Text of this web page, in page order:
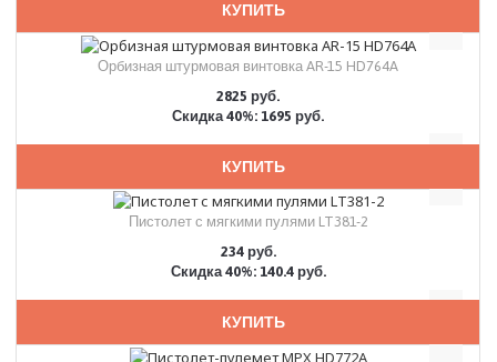
КУПИТЬ
Орбизная штурмовая винтовка AR-15 HD764A
2825 руб.
Скидка 40%: 1695 руб.
КУПИТЬ
Пистолет с мягкими пулями LT381-2
234 руб.
Скидка 40%: 140.4 руб.
КУПИТЬ